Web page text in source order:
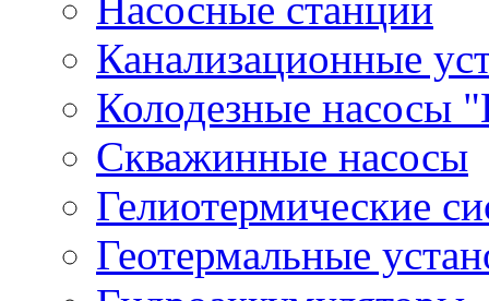
Канализационные
Колодезные насосы
Скважинные насосы
Гелиотермические
Геотермальные